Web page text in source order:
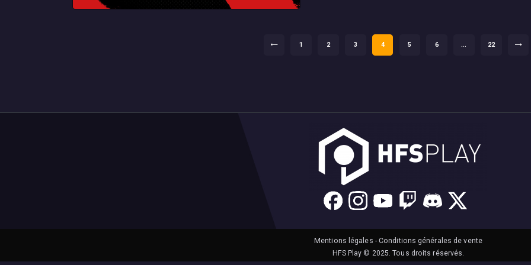
PAGE
1 PAGE
2 PAGE
3 PAGE
4 PAGE
5 PAGE
6 … PAGE
22
Mentions légales -Conditions générales de vente
HFS Play © 2025. Tous droits réservés.